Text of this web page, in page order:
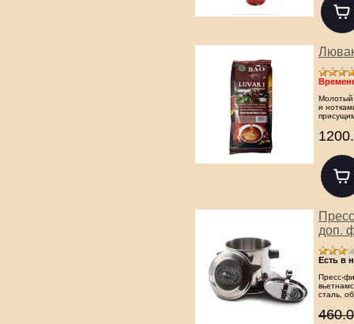
Молотый
и
доп.
Есть в
Пресс-
сталь,